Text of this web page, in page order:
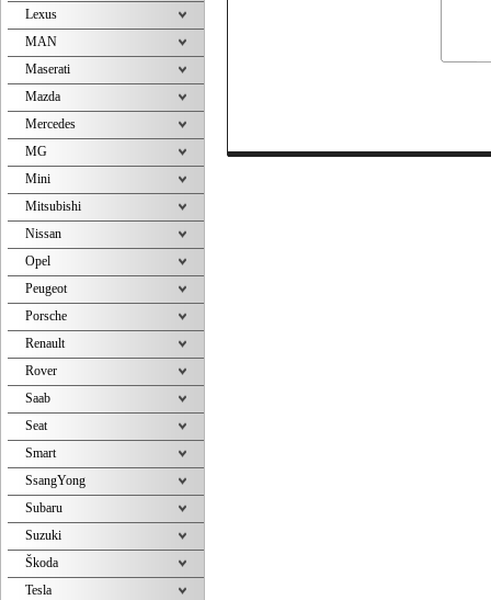
Lexus
MAN
Maserati
Mazda
Mercedes
MG
Mini
Mitsubishi
Nissan
Opel
Peugeot
Porsche
Renault
Rover
Saab
Seat
Smart
SsangYong
Subaru
Suzuki
Škoda
Tesla